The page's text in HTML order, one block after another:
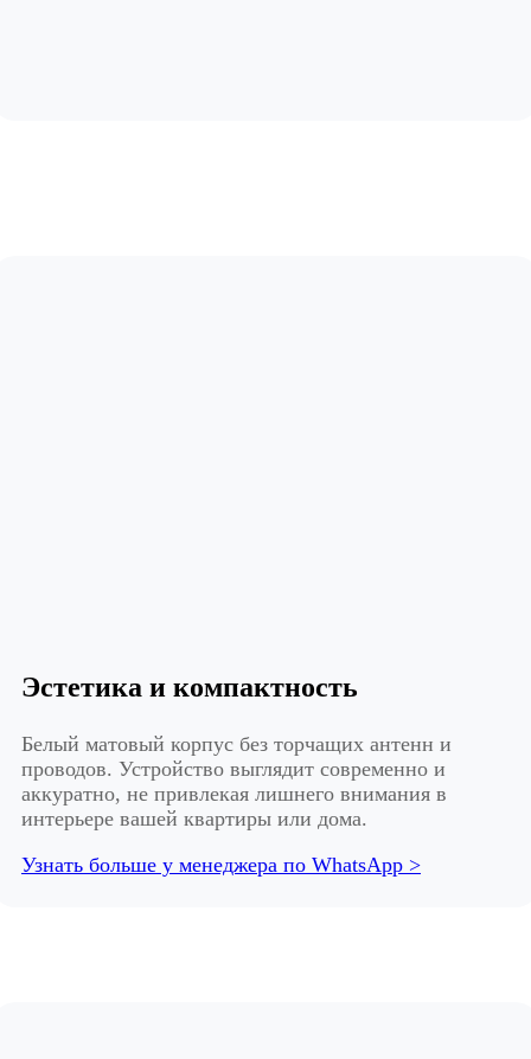
Эстетика и компактность
Белый матовый корпус без торчащих антенн и
проводов. Устройство выглядит современно и
аккуратно, не привлекая лишнего внимания в
интерьере вашей квартиры или дома.
Узнать больше у менеджера по WhatsApp >